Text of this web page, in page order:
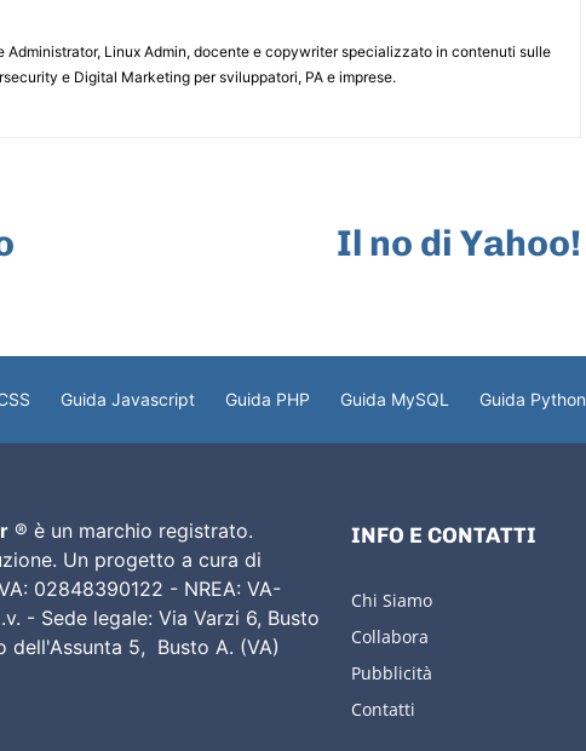
Administrator, Linux Admin, docente e copywriter specializzato in contenuti sulle
e Digital Marketing per sviluppatori, PA e imprese.
Il no di Yahoo!
Guida Javascript Guida PHP Guida MySQL Guida Python
® è un marchio registrato.
Un progetto a cura di
02848390122 - NREA: VA-
- Sede legale: Via Varzi 6, Busto
dell'Assunta 5, Busto A. (VA)
INFO E CONTATTI
Chi Siamo
Collabora
Pubblicità
Contatti